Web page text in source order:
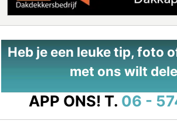
Heb je een leuke tip, foto
met ons wilt
APP ONS! T. 06 -